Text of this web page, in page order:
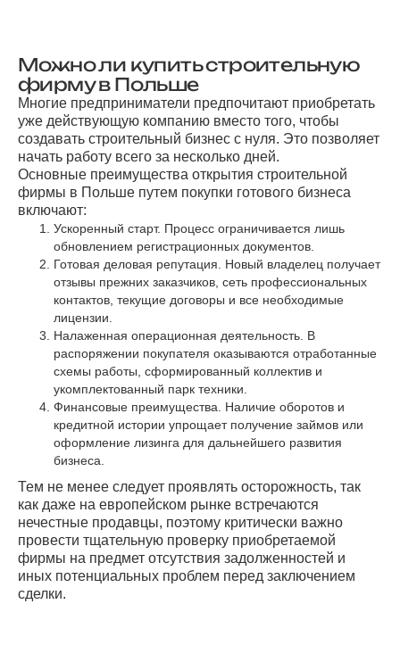
Можно ли купить строительную
фирму в Польше
Многие предприниматели предпочитают приобретать
уже действующую компанию вместо того, чтобы
создавать строительный бизнес с нуля. Это позволяет
начать работу всего за несколько дней.
Основные преимущества открытия строительной
фирмы в Польше путем покупки готового бизнеса
включают:
Ускоренный старт. Процесс ограничивается лишь
обновлением регистрационных документов.
Готовая деловая репутация. Новый владелец получает
отзывы прежних заказчиков, сеть профессиональных
контактов, текущие договоры и все необходимые
лицензии.
Налаженная операционная деятельность. В
распоряжении покупателя оказываются отработанные
схемы работы, сформированный коллектив и
укомплектованный парк техники.
Финансовые преимущества. Наличие оборотов и
кредитной истории упрощает получение займов или
оформление лизинга для дальнейшего развития
бизнеса.
Тем не менее следует проявлять осторожность, так
как даже на европейском рынке встречаются
нечестные продавцы, поэтому критически важно
провести тщательную проверку приобретаемой
фирмы на предмет отсутствия задолженностей и
иных потенциальных проблем перед заключением
сделки.